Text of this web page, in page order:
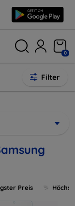
0
Filter
Preis